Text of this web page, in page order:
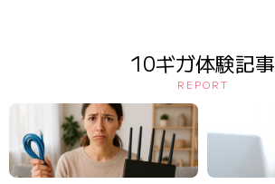
10ギガ体験記事
REPORT